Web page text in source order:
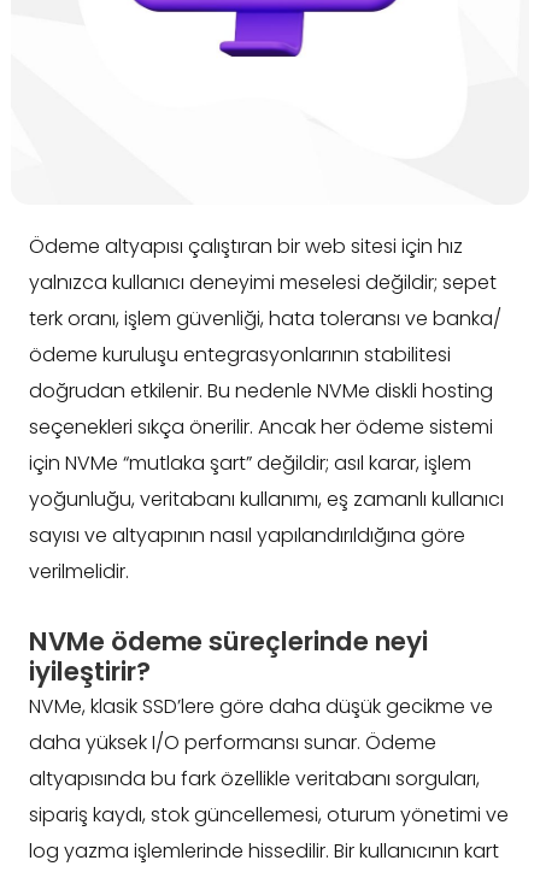
Ödeme altyapısı çalıştıran bir web sitesi için hız
yalnızca kullanıcı deneyimi meselesi değildir; sepet
terk oranı, işlem güvenliği, hata toleransı ve banka/
ödeme kuruluşu entegrasyonlarının stabilitesi
doğrudan etkilenir. Bu nedenle NVMe diskli hosting
seçenekleri sıkça önerilir. Ancak her ödeme sistemi
için NVMe “mutlaka şart” değildir; asıl karar, işlem
yoğunluğu, veritabanı kullanımı, eş zamanlı kullanıcı
sayısı ve altyapının nasıl yapılandırıldığına göre
verilmelidir.
NVMe ödeme süreçlerinde neyi
iyileştirir?
NVMe, klasik SSD’lere göre daha düşük gecikme ve
daha yüksek I/O performansı sunar. Ödeme
altyapısında bu fark özellikle veritabanı sorguları,
sipariş kaydı, stok güncellemesi, oturum yönetimi ve
log yazma işlemlerinde hissedilir. Bir kullanıcının kart